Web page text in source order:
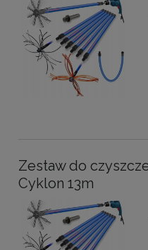
Zestaw do
Cyklon 13m